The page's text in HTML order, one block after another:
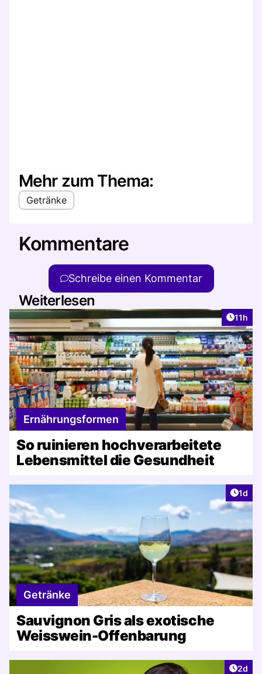
Mehr zum Thema:
Getränke
Kommentare
Schreibe einen Kommentar
Weiterlesen
11h
Ernährungsformen
So ruinieren hochverarbeitete
Lebensmittel die Gesundheit
1d
Getränke
Sauvignon Gris als exotische
Weisswein-Offenbarung
2d